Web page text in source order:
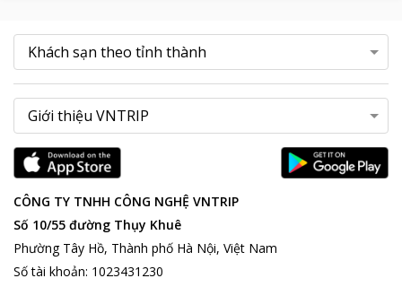
CÔNG TY TNHH CÔNG NGHỆ VNTRIP
Số 10/55 đường Thụy Khuê
Phường Tây Hồ, Thành phố Hà Nội, Việt Nam
Số tài khoản: 1023431230